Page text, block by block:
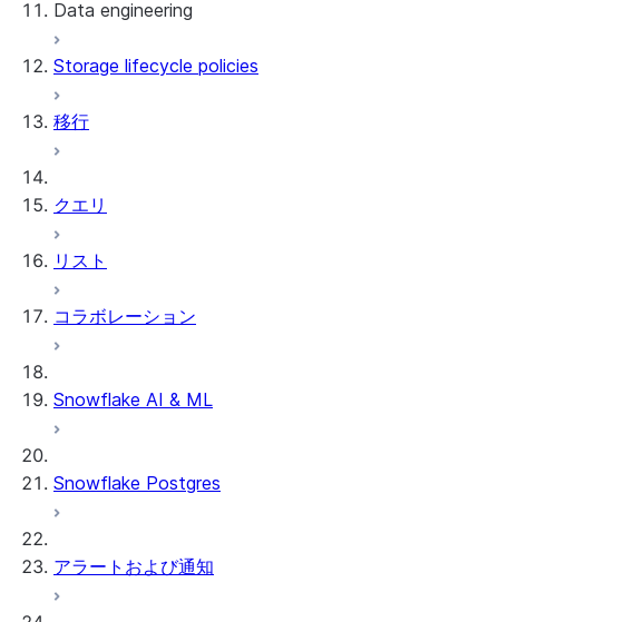
Snowflake Openflow
Apache Iceberg™
Data engineering
データのロード
DCM Projects
Snowflakeでのdbtプロジェクト
Storage lifecycle policies
移行
クエリ
リスト
コラボレーション
Snowflake AI & ML
Snowflake Postgres
アラートおよび通知